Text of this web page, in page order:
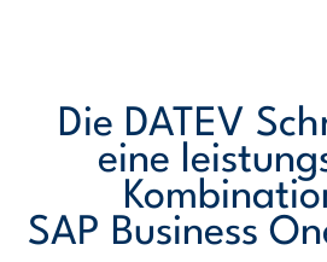
Die DATEV
eine
SAP Business